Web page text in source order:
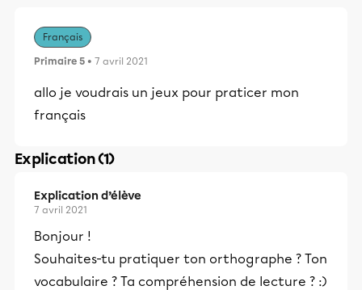
Français
Primaire 5 • 7 avril 2021
allo je voudrais un jeux pour praticer mon
français
Explication (1)
Explication d’élève
7 avril 2021
Bonjour !
Souhaites-tu pratiquer ton orthographe ? Ton
vocabulaire ? Ta compréhension de lecture ? :)